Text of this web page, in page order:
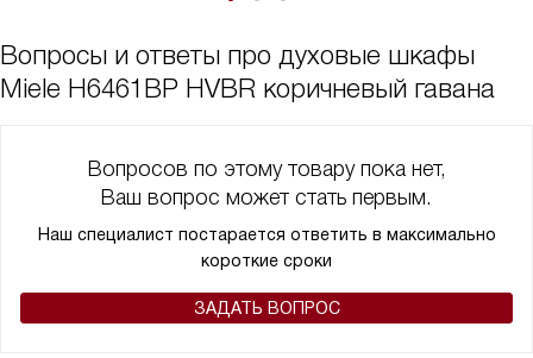
Вопросы и ответы про духовые шкафы
Miele H6461BP HVBR коричневый гавана
Вопросов по этому товару пока нет,
Ваш вопрос может стать первым.
Наш специалист постарается ответить в максимально
короткие сроки
ЗАДАТЬ ВОПРОС